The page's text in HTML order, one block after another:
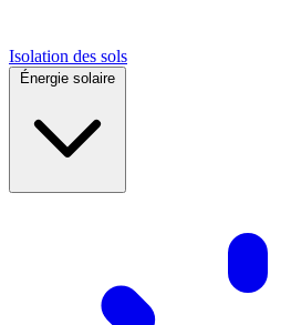
Isolation des sols